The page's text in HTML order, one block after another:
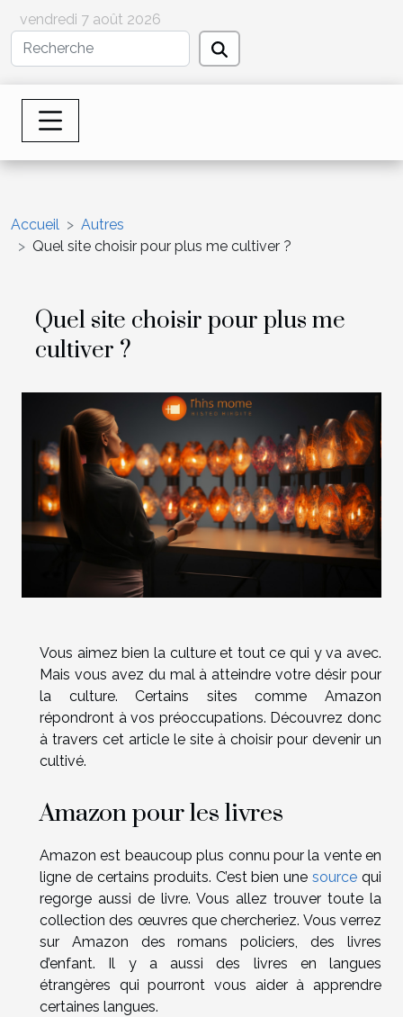
vendredi 7 août 2026
Accueil
Autres
Quel site choisir pour plus me cultiver ?
Quel site choisir pour plus me
cultiver ?
Vous aimez bien la culture et tout ce qui y va avec.
Mais vous avez du mal à atteindre votre désir pour
la culture. Certains sites comme Amazon
répondront à vos préoccupations. Découvrez donc
à travers cet article le site à choisir pour devenir un
cultivé.
Amazon pour les livres
Amazon est beaucoup plus connu pour la vente en
ligne de certains produits. C’est bien unesource qui
regorge aussi de livre. Vous allez trouver toute la
collection des œuvres que chercheriez. Vous verrez
sur Amazon des romans policiers, des livres
d’enfant. Il y a aussi des livres en langues
étrangères qui pourront vous aider à apprendre
certaines langues.